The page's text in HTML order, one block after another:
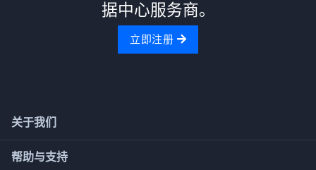
据中心服务商。
立即注册
关于我们
帮助与支持